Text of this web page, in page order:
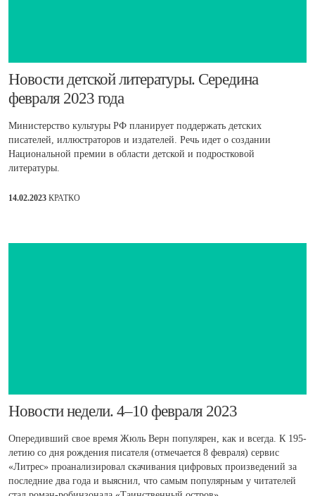
​Новости детской литературы. Середина
февраля 2023 года
Министерство культуры РФ планирует поддержать детских
писателей, иллюстраторов и издателей. Речь идет о создании
Национальной премии в области детской и подростковой
литературы.
14.02.2023 КРАТКО
​Новости недели. 4–10 февраля 2023
Опередивший свое время Жюль Верн популярен, как и всегда. К 195-
летию со дня рождения писателя (отмечается 8 февраля) сервис
«Литрес» проанализировал скачивания цифровых произведений за
последние два года и выяснил, что самым популярным у читателей